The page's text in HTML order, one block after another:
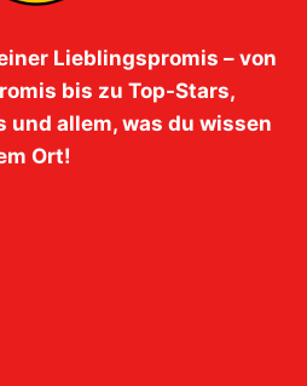
Lieblingspromis – von
bis zu Top-Stars,
und allem, was du wissen
Ort!